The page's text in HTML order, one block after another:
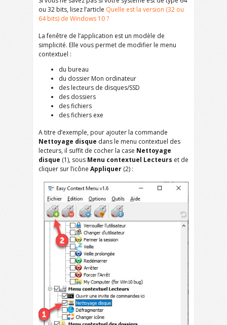
ou 32 bits, lisez l’article Quelle est la version (32 ou
64 bits) de Windows 10 ?
La fenêtre de l’application est un modèle de
simplicité. Elle vous permet de modifier le menu
contextuel :
du bureau
du dossier Mon ordinateur
des lecteurs de disques/SSD
des dossiers
des fichiers
des fichiers exe
A titre d’exemple, pour ajouter la commande
Nettoyage disque dans le menu contextuel des
lecteurs, il suffit de cocher la case Nettoyage
disque (1), sous Menu contextuel Lecteurs et de
cliquer sur l’icône Appliquer (2) :